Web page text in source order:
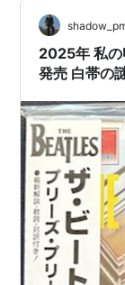
新しいインス
2025年 私
発売 白帯の